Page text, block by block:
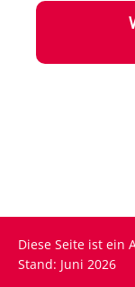
Diese Seite ist ein
Stand: Juni 2026